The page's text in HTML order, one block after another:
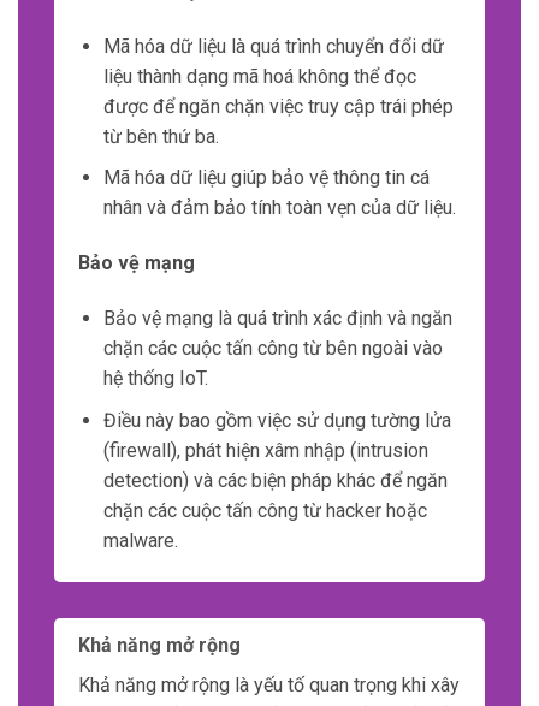
Tốc độ cao
Đặc điểm thứ hai của dữ liệu trong IoT là tốc
độ cao.
Dữ liệu được sinh ra từ các thiết bị IoT liên
tục và không ngừng, và việc phân tích dữ liệu
quyết định kịp thời.
Để đáp ứng với tốc độ cao của dữ liệu IoT,
cần sử dụng các công nghệ như Stream
Processing và Complex Event Processing
(CEP).
Stream Processing cho phép chúng ta xử lý
dữ liệu trong thời gian thực từ các nguồn khác
nhau.
kiện phức tạp từ dữ liệu liên tục.